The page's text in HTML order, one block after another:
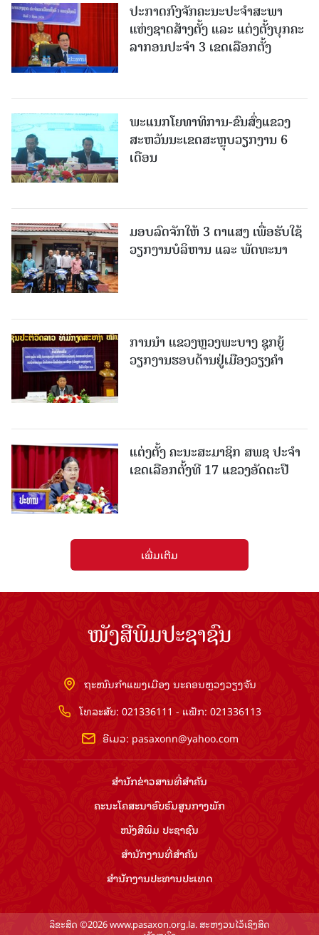
ປະກາດກົງຈັກຄະນະປະຈໍາສະພາ
ແຫ່ງຊາດສ້າງຕັ້ງ ແລະ ແຕ່ງຕັ້ງບຸກຄະ
ລາກອນປະຈໍາ 3 ເຂດເລືອກຕັ້ງ
ພະແນກໂຍທາທິການ-ຂົນສົ່ງແຂວງ
ສະຫວັນນະເຂດສະຫຼຸບວຽກງານ 6
ເດືອນ
ມອບລົດຈັກໃຫ້ 3 ຕາແສງ ເພື່ອຮັບໃຊ້
ວຽກງານບໍລິຫານ ແລະ ພັດທະນາ
ການນຳ ແຂວງຫຼວງພະບາງ ຊຸກຍູ້
ວຽກງານຮອບດ້ານຢູ່ເມືອງວຽງຄໍາ
ແຕ່ງຕັ້ງ ຄະນະສະມາຊິກ ສພຊ ປະຈຳ
ເຂດເລືອກຕັ້ງທີ 17 ແຂວງອັດຕະປື
ເພີ່ມເຕີມ
ໜັງສືພິມປະຊາຊົນ
ຖະໜົນກຳແພງເມືອງ ນະຄອນຫຼວງວຽງຈັນ
ໂທລະສັບ: 021336111 - ແຟັກ: 021336113
ອີເມວ: pasaxonn@yahoo.com
ສຳ​ນັກ​ຂ່າວ​ສານ​ທີ່​ສຳ​ຄັນ​
ຄະນະໂຄສະນາອົບຮົມ​ສູນ​ກາງ​ພັກ
ໜັງສືພິມ ປະ​ຊາ​ຊົນ
ສຳ​ນັກ​ງານ​ທີ່​ສຳ​ຄັນ
ສຳ​ນັກ​ງານ​ປະ​ທານ​ປະ​ເທດ
ລິຂະສິດ ©2026 www.pasaxon.org.la. ສະຫງວນໄວ້ເຊິງສິດ